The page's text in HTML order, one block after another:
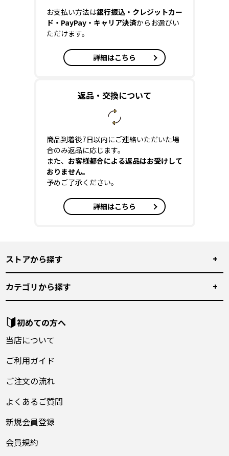
お支払い方法は銀行振込・クレジットカー
ド・PayPay・キャリア決済からお選びい
ただけます。
詳細はこちら
返品・交換について
商品到着後7日以内にご連絡いただいた場
合のみ返品に応じます。
また、 お客様都合による返品はお受けして
おりません。
予めご了承ください。
詳細はこちら
ストアから探す
カテゴリから探す
初めての方へ
当店について
ご利用ガイド
ご注文の流れ
よくあるご質問
新規会員登録
会員規約